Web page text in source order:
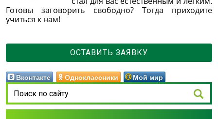
Готовы заговорить свободно? Тогда приходите
учиться к нам!
ОСТАВИТЬ ЗАЯВКУ
Вконтакте Одноклассники Мой мир